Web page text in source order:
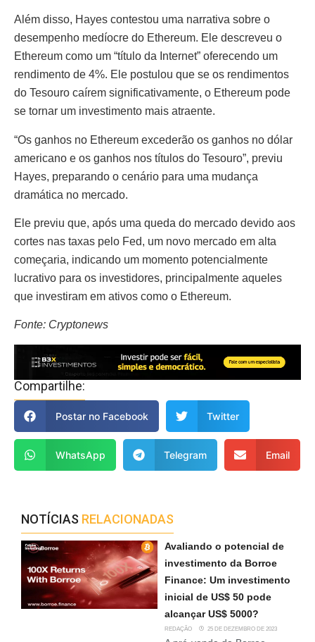
Além disso, Hayes contestou uma narrativa sobre o
desempenho medíocre do Ethereum. Ele descreveu o
Ethereum como um “título da Internet” oferecendo um
rendimento de 4%. Ele postulou que se os rendimentos
do Tesouro caírem significativamente, o Ethereum pode
se tornar um investimento mais atraente.
“Os ganhos no Ethereum excederão os ganhos no dólar
americano e os ganhos nos títulos do Tesouro”, previu
Hayes, preparando o cenário para uma mudança
dramática no mercado.
Ele previu que, após uma queda do mercado devido aos
cortes nas taxas pelo Fed, um novo mercado em alta
começaria, indicando um momento potencialmente
lucrativo para os investidores, principalmente aqueles
que investiram em ativos como o Ethereum.
Fonte: Cryptonews
Compartilhe:
Postar no Facebook Twitter
WhatsApp Telegram Email
NOTÍCIAS RELACIONADAS
Avaliando o potencial de
investimento da Borroe
Finance: Um investimento
inicial de US$ 50 pode
alcançar US$ 5000?
REDAÇÃO 25 DE DEZEMBRO DE 2023